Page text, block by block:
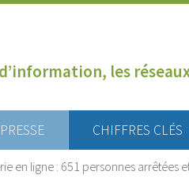
les
CHIFFRES CLÉS
en ligne : 651 personnes arrêtées